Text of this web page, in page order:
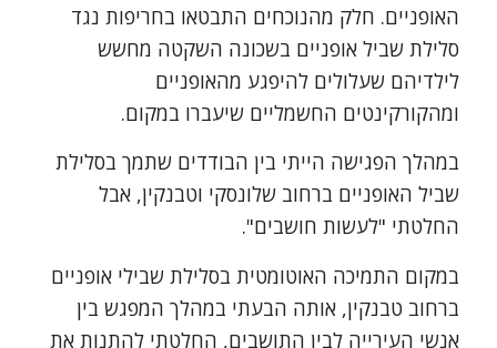
האופניים. חלק מהנוכחים התבטאו בחריפות נגד
סלילת שביל אופניים בשכונה השקטה מחשש
לילדיהם שעלולים להיפגע מהאופניים
ומהקורקינטים החשמליים שיעברו במקום.
במהלך הפגישה הייתי בין הבודדים שתמך בסלילת
שביל האופניים ברחוב שלונסקי וטבנקין, אבל
החלטתי "לעשות חושבים".
במקום התמיכה האוטומטית בסלילת שבילי אופניים
ברחוב טבנקין, אותה הבעתי במהלך המפגש בין
אנשי העירייה לבין התושבים, החלטתי להתנות את